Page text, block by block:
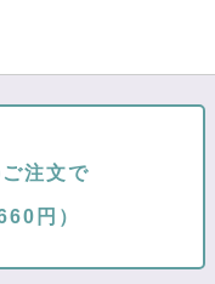
注文で
円）